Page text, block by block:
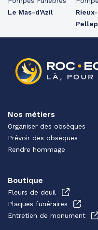
Le Mas-d'Azil
Nos métiers
Organiser des obsèques
Prévoir des obsèques
Rendre hommage
Boutique
Fleurs de deuil
Plaques funéraires
Entretien de monument